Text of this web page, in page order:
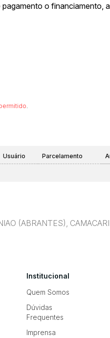
o financiamento,
.
Usuário Parcelamento
(ABRANTES),
Institucional
Quem Somos
Dúvidas
Frequentes
Imprensa